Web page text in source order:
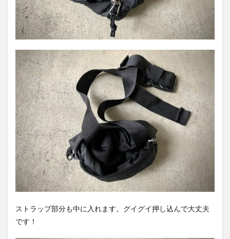
ストラップ部分も中に入れます。グイグイ押し込んで大丈夫
です！